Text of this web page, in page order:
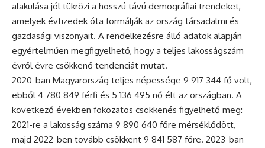
alakulása jól tükrözi a hosszú távú demográfiai trendeket,
amelyek évtizedek óta formálják az ország társadalmi és
gazdasági viszonyait. A rendelkezésre álló adatok alapján
egyértelműen megfigyelhető, hogy a teljes lakosságszám
évről évre csökkenő tendenciát mutat.
2020-ban Magyarország teljes népessége 9 917 344 fő volt,
ebből 4 780 849 férfi és 5 136 495 nő élt az országban. A
következő években fokozatos csökkenés figyelhető meg:
2021-re a lakosság száma 9 890 640 főre mérséklődött,
majd 2022-ben tovább csökkent 9 841 587 főre. 2023-ban